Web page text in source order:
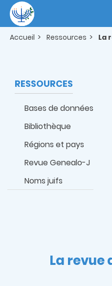
contenu
principal
Accueil Ressources La
RESSOURCES
Bases de données
Bibliothèque
Régions et pays
Revue Genealo-J
Noms juifs
La revue